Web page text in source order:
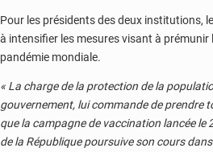
Pour les présidents des deux institutions,
à intensifier les mesures visant à prémunir
pandémie mondiale.
« La charge de la protection de la
gouvernement, lui commande de prendre
que la campagne de vaccination lancée le
de la République poursuive son cours